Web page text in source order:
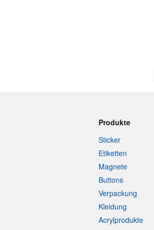
Produkte
Sticker
Etiketten
Magnete
Buttons
Verpackung
Kleidung
Acrylprodukte